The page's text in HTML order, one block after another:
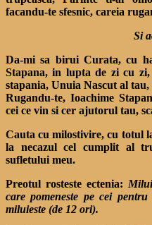
facandu-te sfesnic, careia
Si
Da-mi sa birui Curata, cu
Stapana, in lupta de zi cu
stapania, Unuia Nascut al
Rugandu-te, Ioachime
cei ce vin si cer ajutorul tau,
Cauta cu milostivire, cu totul
la necazul cel cumplit al
sufletului meu.
Preotul rosteste ectenia:
care pomeneste pe cei
miluieste (de 12 ori).